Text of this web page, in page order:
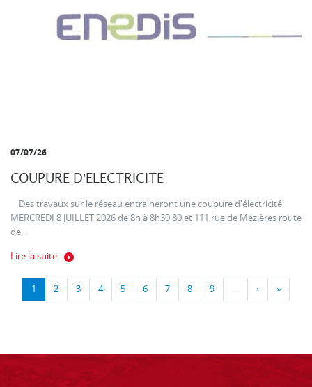
07/07/26
COUPURE D'ELECTRICITE
Des travaux sur le réseau entraineront une coupure d'électricité
MERCREDI 8 JUILLET 2026 de 8h à 8h30 80 et 111 rue de Mézières route
de...
Lire la suite
1 2 3 4 5 6 7 8 9 … › »